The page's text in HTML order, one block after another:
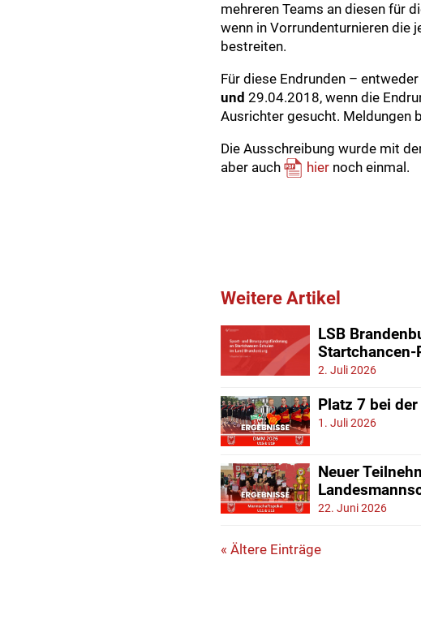
mehreren Teams an diesen für
wenn in Vorrundenturnieren die
bestreiten.
Für diese Endrunden –
und 29.04.2018, wenn die
Ausrichter gesucht. Meldungen
Die Ausschreibung wurde mit
aber auch
hier noch einmal.
Weitere Artikel
LSB
Startchancen-
2. Juli 2026
Platz 7 bei
1. Juli 2026
Neuer
22. Juni 2026
« Ältere Einträge